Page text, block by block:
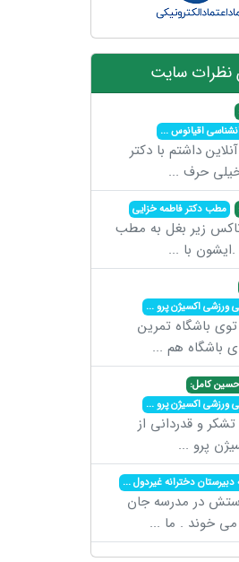
نظرات سایت
اقیانوس...
داشتم با دکتر
حرف ...
مطب دکتر فاطمه خزایی
زیر بغل به مطب
با ...
اکسیژن پرو...
باشگاه تمرین
باشگاه هم ...
کامل:
اکسیژن پرو...
و قدردانی از
پرو ...
دخترانه غیردول...
در مدرسه جان
خوند . ما ...